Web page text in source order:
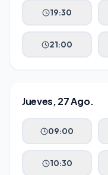
19:30
21:00
Jueves, 27 Ago.
09:00
10:30